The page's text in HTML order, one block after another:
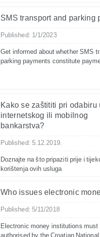
SMS transport and parking
Published: 1/1/2023
Get informed about whether SMS
parking payments constitute
Kako se zaštititi pri odabiru
internetskog ili mobilnog
bankarstva?
Published: 5.12.2019.
Doznajte na što pripaziti prije i
korištenja ovih usluga
Who issues electronic
Published: 5/11/2018
Electronic money institutions must
authorised by the Croatian National